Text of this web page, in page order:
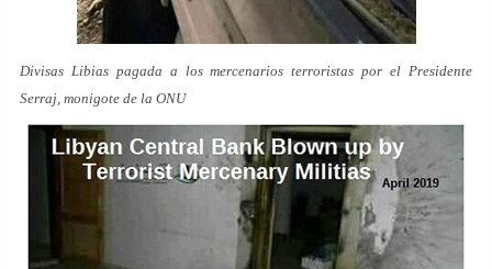
Divisas Libias pagada a los mercenarios terroristas por el Presidente
Serraj, monigote de la ONU